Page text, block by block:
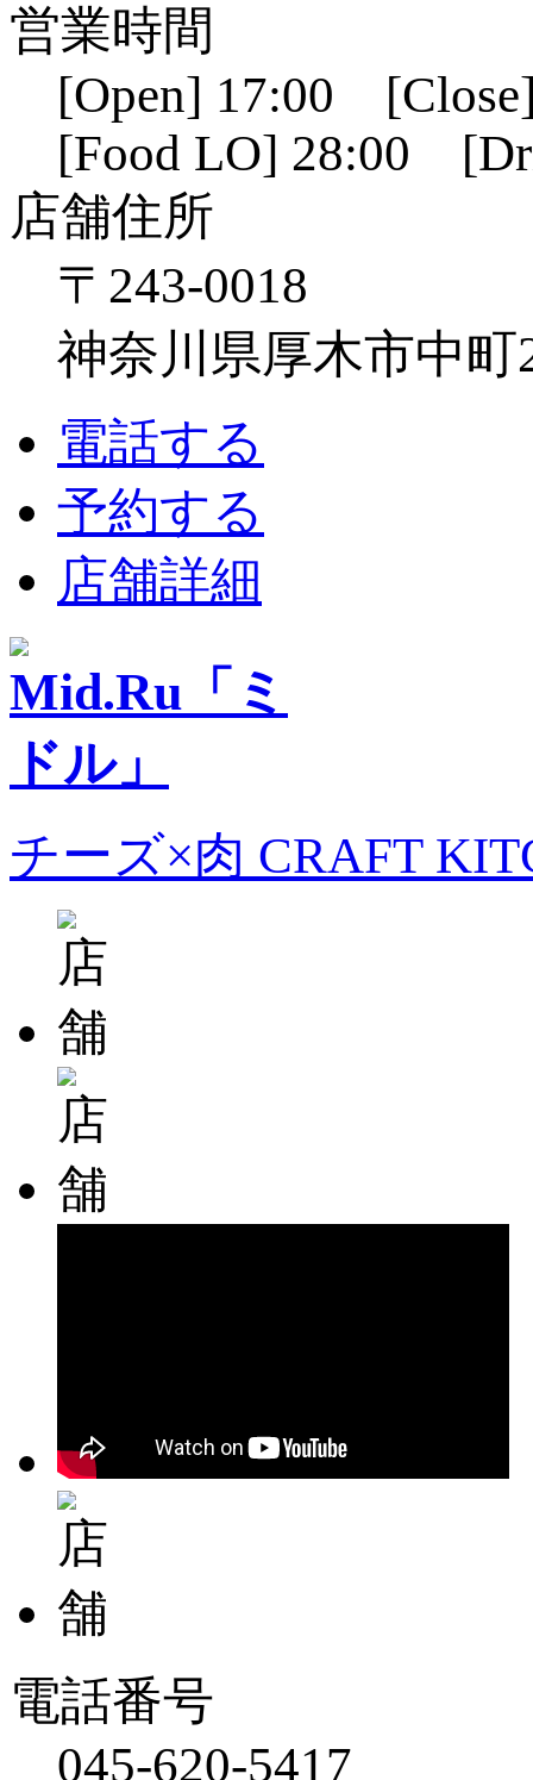
営業時間
[Open] 17:00
[Food LO] 28:00
店舗住所
〒243-0018
神奈川県厚木市中町
電話する
予約する
店舗詳細
チーズ×肉 CRAFT
電話番号
045-620-5417